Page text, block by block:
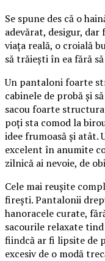
Se spune des că o
adevărat, desigur,
viața reală, o croială
să trăiești în ea fără
Un pantaloni foarte
cabinele de probă și
sacou foarte
poți sta comod la
idee frumoasă și
excelent în anumite
zilnică ai nevoie, de
Cele mai reușite
firești. Pantalonii
hanoracele curate,
sacourile relaxate
fiindcă ar fi lipsite de
excesiv de o modă